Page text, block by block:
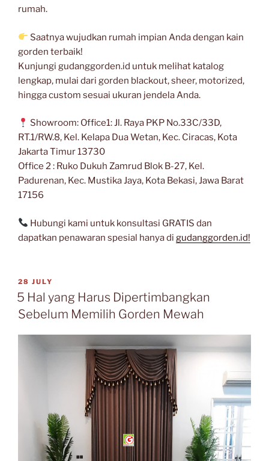
rumah.
Saatnya wujudkan rumah impian Anda dengan kain
gorden terbaik!
Kunjungi gudanggorden.id untuk melihat katalog
lengkap, mulai dari gorden blackout, sheer, motorized,
hingga custom sesuai ukuran jendela Anda.
Showroom: Office1: Jl. Raya PKP No.33C/33D,
RT.1/RW.8, Kel. Kelapa Dua Wetan, Kec. Ciracas, Kota
Jakarta Timur 13730
Office 2 : Ruko Dukuh Zamrud Blok B-27, Kel.
Padurenan, Kec. Mustika Jaya, Kota Bekasi, Jawa Barat
17156
Hubungi kami untuk konsultasi GRATIS dan
dapatkan penawaran spesial hanya di gudanggorden.id!
28 JULY
5 Hal yang Harus Dipertimbangkan
Sebelum Memilih Gorden Mewah